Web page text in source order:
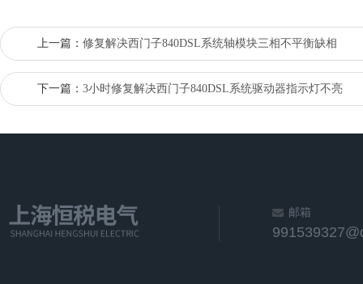
上一篇： 修复解决西门子840DSL系统轴模块三相不平衡缺相
下一篇： 3小时修复解决西门子840DSL系统驱动器指示灯不亮
邮箱